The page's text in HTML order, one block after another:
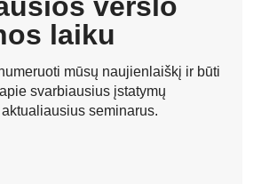
laiku
mūsų naujienlaiškį ir būti
svarbiausius įstatymų
seminarus.